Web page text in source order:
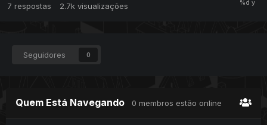
7 respostas 2.7k visualizações
Seguidores 0
Quem Está Navegando 0 membros estão online